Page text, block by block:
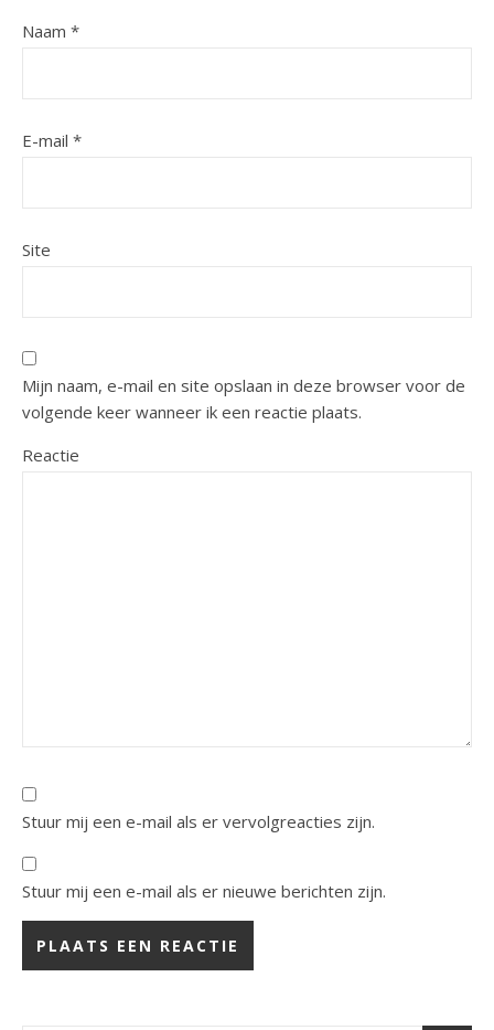
Naam *
E-mail *
Site
Mijn naam, e-mail en site opslaan in deze browser voor de
volgende keer wanneer ik een reactie plaats.
Reactie
Stuur mij een e-mail als er vervolgreacties zijn.
Stuur mij een e-mail als er nieuwe berichten zijn.